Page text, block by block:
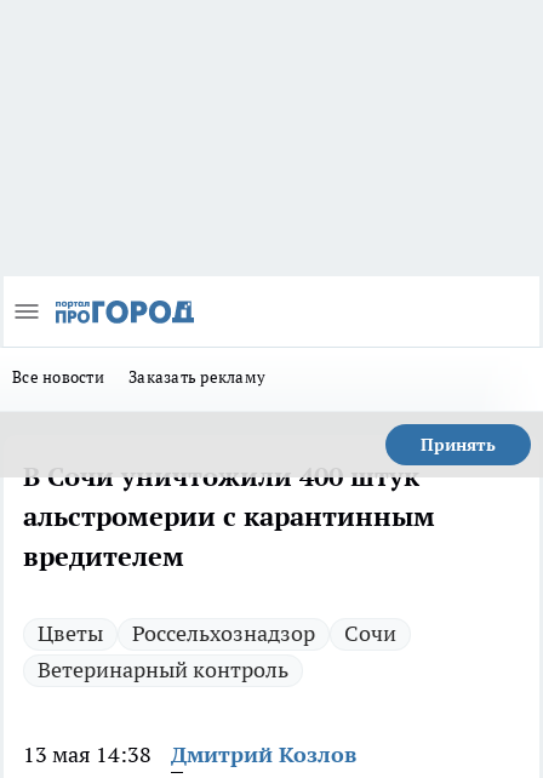
Все новости Заказать рекламу
Принять
В Сочи уничтожили 400 штук
альстромерии с карантинным
вредителем
Цветы Россельхознадзор
Сочи
Ветеринарный контроль
13 мая 14:38 Дмитрий Козлов